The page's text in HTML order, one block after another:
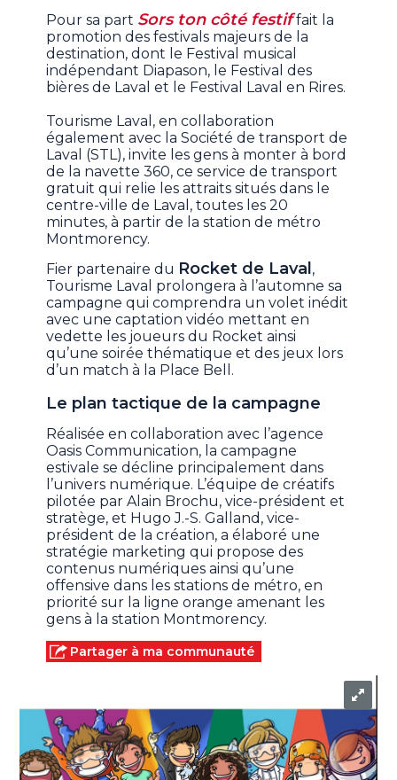
Pour sa part Sors ton côté festiffait la
promotion des festivals majeurs de la
destination, dont le Festival musical
indépendant Diapason, le Festival des
bières de Laval et le Festival Laval en Rires.
Tourisme Laval, en collaboration
également avec la Société de transport de
Laval (STL), invite les gens à monter à bord
de la navette 360, ce service de transport
gratuit qui relie les attraits situés dans le
centre-ville de Laval, toutes les 20
minutes, à partir de la station de métro
Montmorency.
Fier partenaire du Rocket de Laval ,
Tourisme Laval prolongera à l’automne sa
campagne qui comprendra un volet inédit
avec une captation vidéo mettant en
vedette les joueurs du Rocket ainsi
qu’une soirée thématique et des jeux lors
d’un match à la Place Bell.
Le plan tactique de la campagne
Réalisée en collaboration avec l’agence
Oasis Communication, la campagne
estivale se décline principalement dans
l’univers numérique. L’équipe de créatifs
pilotée par Alain Brochu, vice-président et
stratège, et Hugo J.-S. Galland, vice-
président de la création, a élaboré une
stratégie marketing qui propose des
contenus numériques ainsi qu’une
offensive dans les stations de métro, en
priorité sur la ligne orange amenant les
gens à la station Montmorency.
Partager à ma communauté